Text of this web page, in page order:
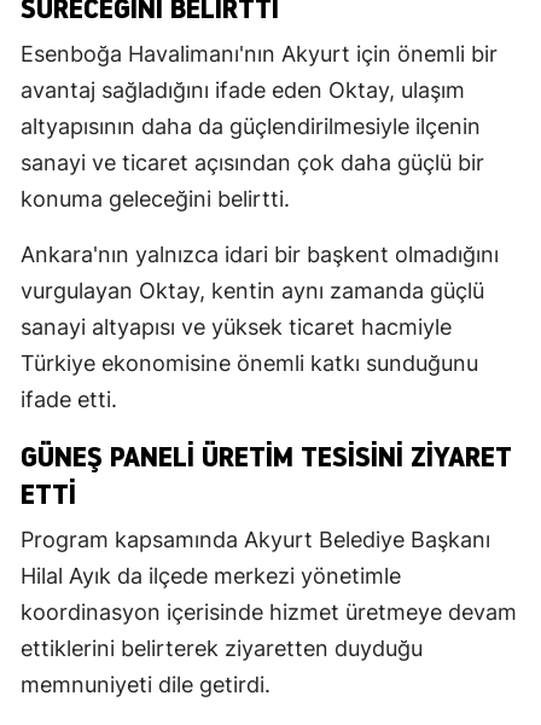
Esenboğa Havalimanı'nın Akyurt için önemli bir
avantaj sağladığını ifade eden Oktay, ulaşım
altyapısının daha da güçlendirilmesiyle ilçenin
sanayi ve ticaret açısından çok daha güçlü bir
konuma geleceğini belirtti.
Ankara'nın yalnızca idari bir başkent olmadığını
vurgulayan Oktay, kentin aynı zamanda güçlü
sanayi altyapısı ve yüksek ticaret hacmiyle
Türkiye ekonomisine önemli katkı sunduğunu
ifade etti.
GÜNEŞ PANELI ÜRETIM TESISINI ZIYARET
ETTI
Program kapsamında Akyurt Belediye Başkanı
Hilal Ayık da ilçede merkezi yönetimle
koordinasyon içerisinde hizmet üretmeye devam
ettiklerini belirterek ziyaretten duyduğu
memnuniyeti dile getirdi.